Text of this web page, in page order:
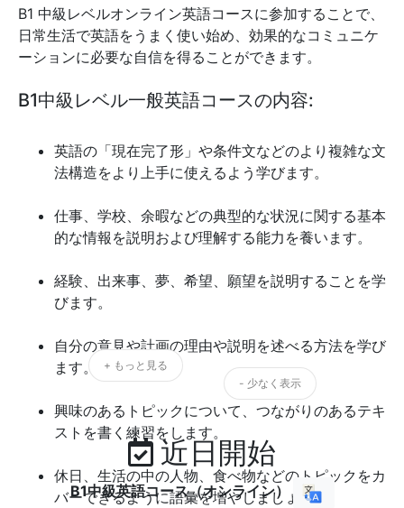
B1 中級レベルオンライン英語コースに参加することで、
日常生活で英語をうまく使い始め、効果的なコミュニケ
ーションに必要な自信を得ることができます。
B1中級レベル一般英語コースの内容:
英語の「現在完了形」や条件文などのより複雑な文
法構造をより上手に使えるよう学びます。
仕事、学校、余暇などの典型的な状況に関する基本
的な情報を説明および理解する能力を養います。
経験、出来事、夢、希望、願望を説明することを学
びます。
自分の意見や計画の理由や説明を述べる方法を学び
ます。
興味のあるトピックについて、つながりのあるテキ
ストを書く練習をします。
休日、生活の中の人物、食べ物などのトピックをカ
バーできるように語彙を増やしましょう。
+ もっと見る
- 少なく表示
近日開始
B1中級英語コース（オンライン）